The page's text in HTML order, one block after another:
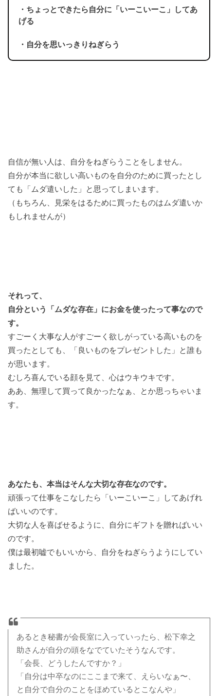
・ちょっとできたら自分に「いーこいーこ」してあ
げる
・自分を思いっきりねぎらう
自信が無い人は、自分をねぎらうことをしません。
自分が本当に欲しい高いものを自分のために買ったとし
ても「ムダ遣いした」と思ってしまいます。
（もちろん、見栄をはるために買ったものはムダ遣いか
もしれませんが）
それって、
自分という「ムダな存在」にお金を使ったって事なので
す。
すごーく大事な人がすごーく欲しがっている高いものを
買ったとしても、「良いものをプレゼントした」と誰も
が思います。
むしろ喜んでいる顔を見て、心はウキウキです。
ああ、無理して買って良かったなぁ、とか思っちゃいま
す。
あなたも、本当はそんな大切な存在なのです。
頑張って仕事をこなしたら「いーこいーこ」してあげれ
ばいいのです。
大切な人を喜ばせるように、自分にギフトを贈ればいい
のです。
僕は最初嘘でもいいから、自分をねぎらうようにしてい
ました。
あるとき秘書が会長室に入っていったら、松下幸之
助さんが自分の頭をなでていたそうなんです。
「会長、どうしたんですか？」
「自分は中卒なのにここまで来て、えらいなぁ〜、
と自分で自分のことをほめているとこなんや」